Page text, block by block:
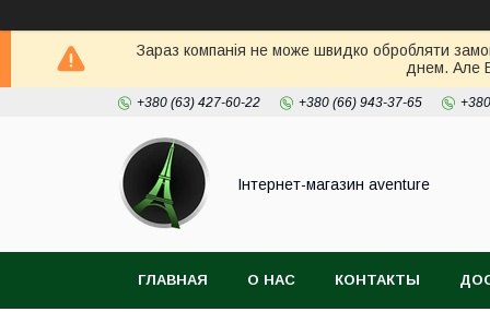
Зараз компанія не може швидко обробляти
днем. Але
+380 (63) 427-60-22 +380 (66) 943-37-65
Інтернет-магазин aventure
ГЛАВНАЯ О НАС КОНТАКТЫ